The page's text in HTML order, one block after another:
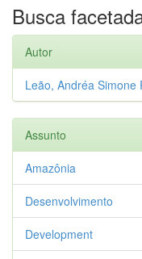
Busca
Autor
Leão, Andréa Simone
Assunto
Amazônia
Desenvolvimento
Development